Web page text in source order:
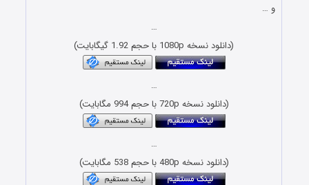
و …
…
(دانلود نسخه 1080p با حجم 1.92 گیگابایت)
…
(دانلود نسخه 720p با حجم 994 مگابایت)
…
(دانلود نسخه 480p با حجم 538 مگابایت)